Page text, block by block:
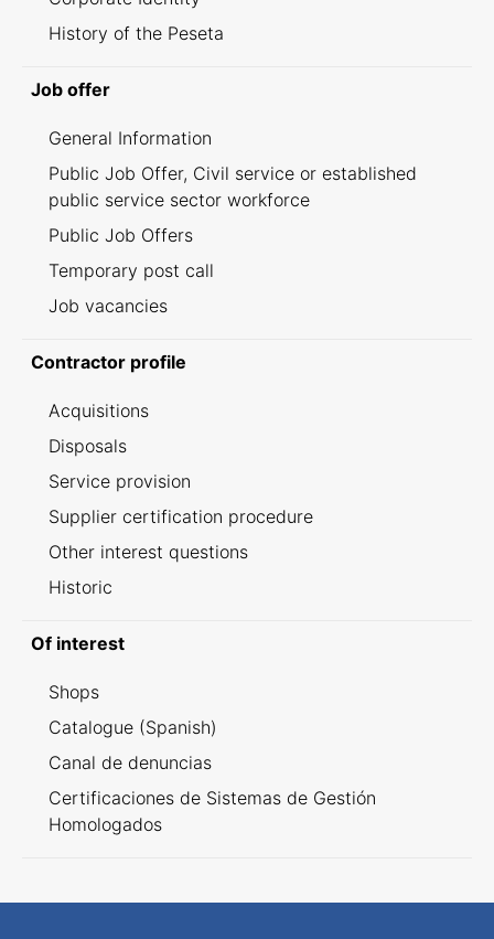
History of the Peseta
Job offer
General Information
Public Job Offer, Civil service or established
public service sector workforce
Public Job Offers
Temporary post call
Job vacancies
Contractor profile
Acquisitions
Disposals
Service provision
Supplier certification procedure
Other interest questions
Historic
Of interest
Shops
Catalogue (Spanish)
Canal de denuncias
Certificaciones de Sistemas de Gestión
Homologados